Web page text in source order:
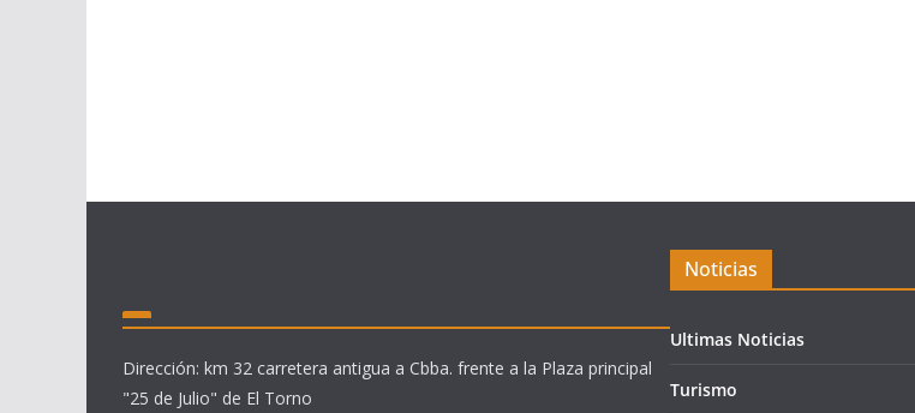
Dirección: km 32 carretera antigua a Cbba. frente a la Plaza principal
"25 de Julio" de El Torno
Noticias
Ultimas Noticias
Turismo